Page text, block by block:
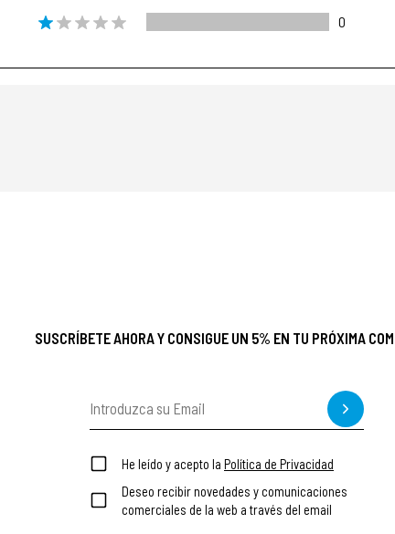
0
SUSCRÍBETE AHORA Y CONSIGUE UN 5% EN TU PRÓXIMA
He leído y acepto la Política de Privacidad
Deseo recibir novedades y comunicaciones
comerciales de la web a través del email